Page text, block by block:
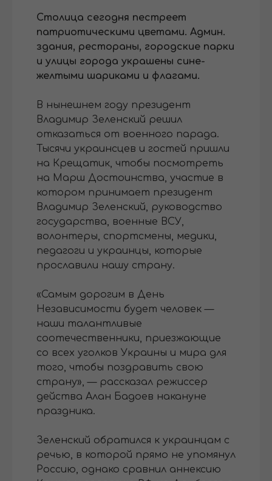
Столица сегодня пестреет
патриотическими цветами. Админ.
здания, рестораны, городские парки
и улицы города украшены сине-
желтыми шариками и флагами.
В нынешнем году президент
Владимир Зеленский решил
отказаться от военного парада.
Тысячи украинсцев и гостей пришли
на Крещатик, чтобы посмотреть
на Марш Достоинства, участие в
котором принимает президент
Владимир Зеленский, руководство
государства, военные ВСУ,
волонтеры, спортсмены, медики,
педагоги и украинцы, которые
прославили нашу страну.
«Самым дорогим в День
Независимости будет человек —
наши талантливые
соотечественники, приезжающие
со всех уголков Украины и мира для
того, чтобы поздравить свою
страну», — рассказал режиссер
действа Алан Бадоев накануне
праздника.
Зеленский обратился к украинцам с
речью, в которой прямо не упомянул
Россию, однако сравнил аннексию